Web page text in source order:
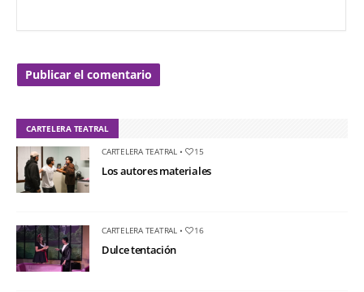
CARTELERA TEATRAL
CARTELERA TEATRAL• 15
Los autores materiales
CARTELERA TEATRAL• 16
Dulce tentación